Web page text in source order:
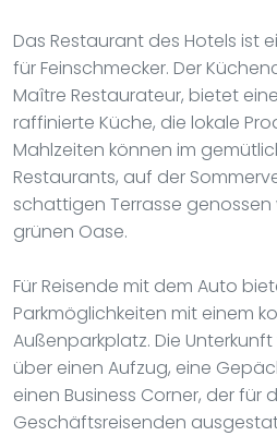
Das Restaurant des Hotels ist
für Feinschmecker. Der
Maître Restaurateur, bietet
raffinierte Küche, die lokale
Mahlzeiten können im
Restaurants, auf der
schattigen Terrasse
grünen Oase.
Für Reisende mit dem Auto
Parkmöglichkeiten mit einem
Außenparkplatz. Die
über einen Aufzug, eine
einen Business Corner, der für
Geschäftsreisenden